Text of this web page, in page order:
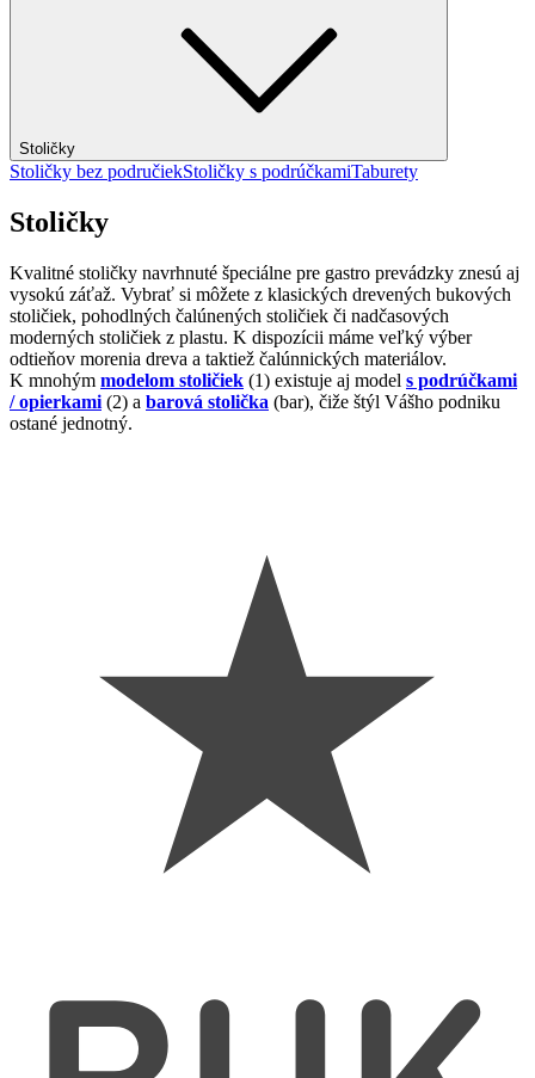
Stoličky
Stoličky bez područiekStoličky s podrúčkamiTaburety
Stoličky
Kvalitné stoličky navrhnuté špeciálne pre gastro prevádzky znesú aj
vysokú záťaž. Vybrať si môžete z klasických drevených bukových
stoličiek, pohodlných čalúnených stoličiek či nadčasových
moderných stoličiek z plastu. K dispozícii máme veľký výber
odtieňov morenia dreva a taktiež čalúnnických materiálov.
K mnohým modelom stoličiek (1) existuje aj model s podrúčkami
/ opierkami (2) a barová stolička (bar), čiže štýl Vášho podniku
ostané jednotný.